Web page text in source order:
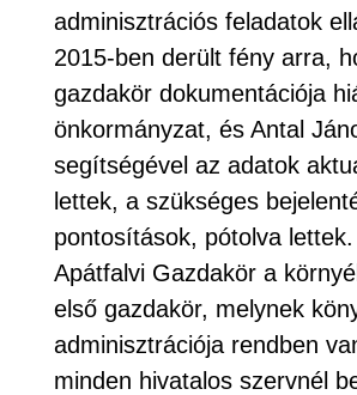
adminisztrációs feladatok
2015-ben derült fény arra,
gazdakör dokumentációja
önkormányzat, és Antal
segítségével az adatok
lettek, a szükséges
pontosítások, pótolva
Apátfalvi Gazdakör a
első gazdakör, melynek
adminisztrációja rendben
minden hivatalos szervnél